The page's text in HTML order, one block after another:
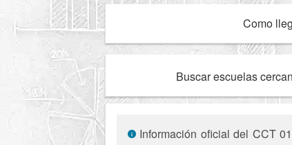
Como
Buscar escuelas
Información oficial del CCT